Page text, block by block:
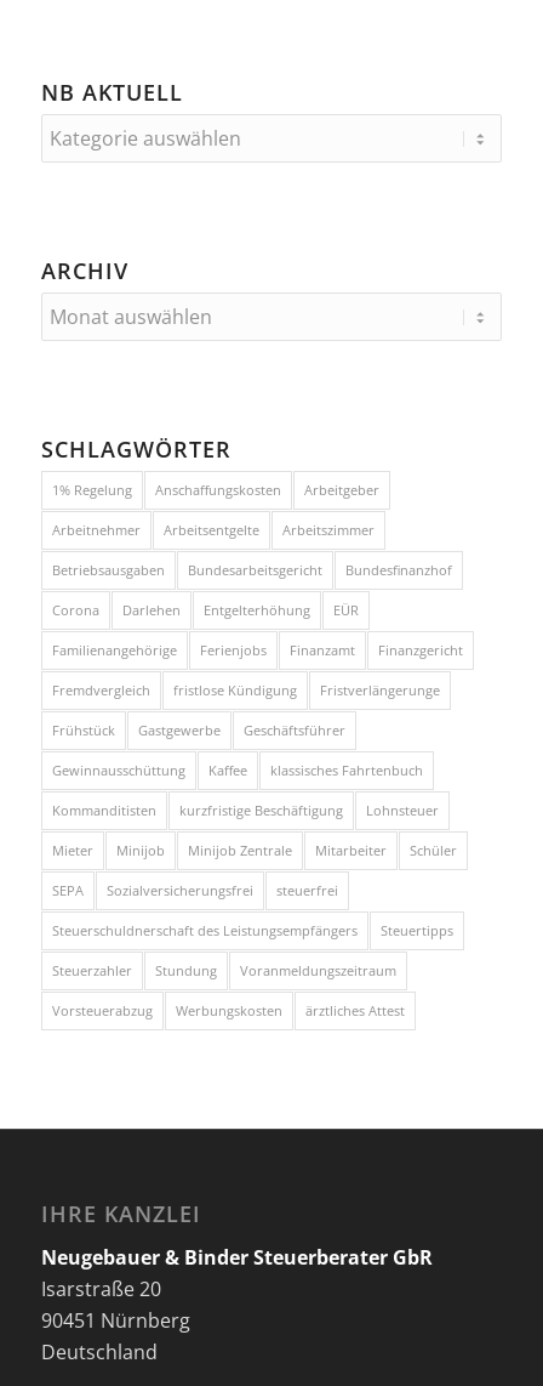
NB AKTUELL
ARCHIV
SCHLAGWÖRTER
1% Regelung Anschaffungskosten Arbeitgeber
Arbeitnehmer Arbeitsentgelte Arbeitszimmer
Betriebsausgaben Bundesarbeitsgericht Bundesfinanzhof
Corona Darlehen Entgelterhöhung EÜR
Familienangehörige Ferienjobs Finanzamt Finanzgericht
Fremdvergleich fristlose Kündigung Fristverlängerunge
Frühstück Gastgewerbe Geschäftsführer
Gewinnausschüttung Kaffee klassisches Fahrtenbuch
Kommanditisten kurzfristige Beschäftigung Lohnsteuer
Mieter Minijob Minijob Zentrale Mitarbeiter Schüler
SEPA Sozialversicherungsfrei steuerfrei
Steuerschuldnerschaft des Leistungsempfängers Steuertipps
Steuerzahler Stundung Voranmeldungszeitraum
Vorsteuerabzug Werbungskosten ärztliches Attest
IHRE KANZLEI
Neugebauer & Binder Steuerberater GbR
Isarstraße 20
90451 Nürnberg
Deutschland